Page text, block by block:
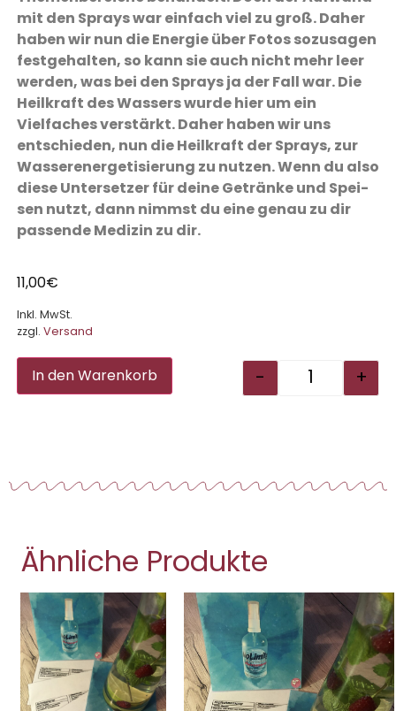
mit den Sprays war einfach viel zu groß. Daher
haben wir nun die Energie über Fotos sozusagen
festgehalten, so kann sie auch nicht mehr leer
werden, was bei den Sprays ja der Fall war. Die
Heilkraft des Wassers wurde hier um ein
Vielfaches verstärkt. Daher haben wir uns
entschieden, nun die Heilkraft der Sprays, zur
Wasser­ener­ge­tisierung zu nutzen. Wenn du also
diese Untersetzer für deine Getränke und Spei­
sen nutzt, dann nimmst du eine genau zu dir
passende Medizin zu dir.
11,00€
Inkl. MwSt.
zzgl. Versand
- +
In den Warenkorb Alternative:
Ähnliche Produkte